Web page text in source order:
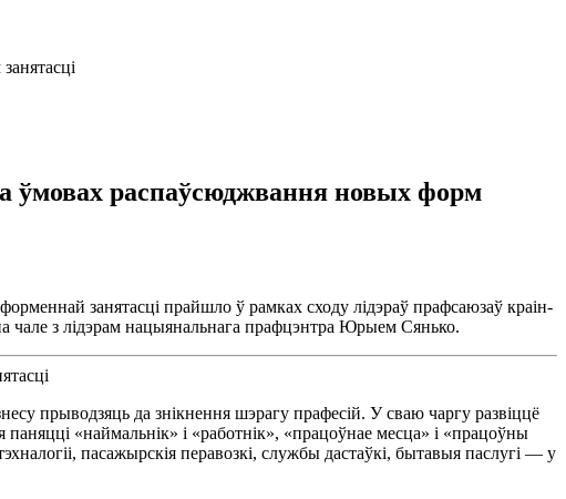
ўмовах распаўсюджвання новых форм
занятасці прайшло ў рамках сходу лідэраў прафсаюзаў краін-
чале з лідэрам нацыянальнага прафцэнтра Юрыем Сянько.
прыводзяць да знікнення шэрагу прафесій. У сваю чаргу развіццё
«наймальнік» і «работнік», «працоўнае месца» і «працоўны
пасажырскія перавозкі, службы дастаўкі, бытавыя паслугі — у